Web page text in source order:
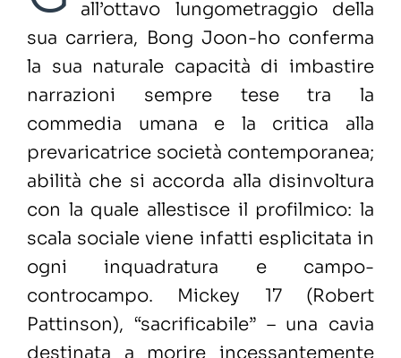
all’ottavo lungometraggio della
sua carriera, Bong Joon-ho conferma
la sua naturale capacità di imbastire
narrazioni sempre tese tra la
commedia umana e la critica alla
prevaricatrice società contemporanea;
abilità che si accorda alla disinvoltura
con la quale allestisce il profilmico: la
scala sociale viene infatti esplicitata in
ogni inquadratura e campo-
controcampo. Mickey 17 (Robert
Pattinson), “sacrificabile” – una cavia
destinata a morire incessantemente